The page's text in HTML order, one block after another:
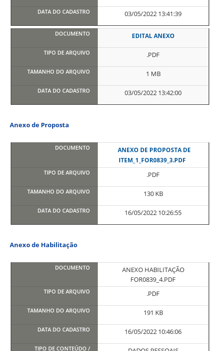
03/05/2022 13:41:39
EDITAL ANEXO
.PDF
1 MB
03/05/2022 13:42:00
Anexo de Proposta
ANEXO DE PROPOSTA DE
ITEM_1_FOR0839_3.PDF
.PDF
130 KB
16/05/2022 10:26:55
Anexo de Habilitação
ANEXO HABILITAÇÃO
FOR0839_4.PDF
.PDF
191 KB
16/05/2022 10:46:06